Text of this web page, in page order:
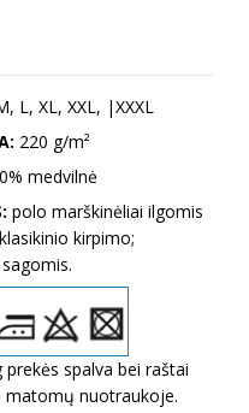
L, XL, XXL, |XXXL
220 g/m²
medvilnė
polo marškinėliai ilgomis
kirpimo;
spalva bei raštai
matomų nuotraukoje.